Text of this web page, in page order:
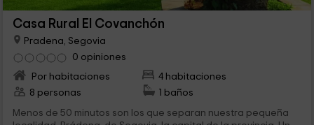
Casa Rural El Covanchón
Pradena, Segovia
0 opiniones
Por habitaciones
4 habitaciones
8 personas
1 baños
Menos de 50 minutos son los que separan nuestra pequeña